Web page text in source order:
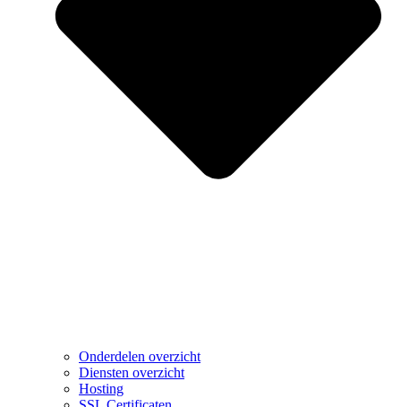
Onderdelen overzicht
Diensten overzicht
Hosting